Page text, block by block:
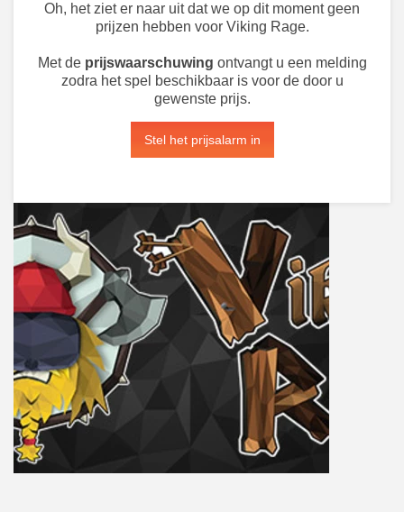
Oh, het ziet er naar uit dat we op dit moment geen
prijzen hebben voor Viking Rage.
Met de prijswaarschuwing ontvangt u een melding
zodra het spel beschikbaar is voor de door u
gewenste prijs.
Stel het prijsalarm in